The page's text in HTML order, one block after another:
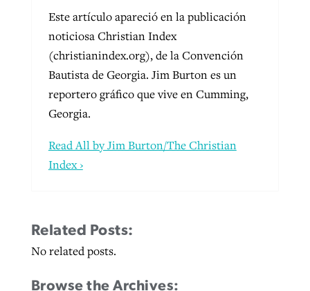
Este artículo apareció en la publicación
noticiosa Christian Index
(christianindex.org), de la Convención
Bautista de Georgia. Jim Burton es un
reportero gráfico que vive en Cumming,
Georgia.
Read All by Jim Burton/The Christian
Index ›
Related Posts:
No related posts.
Browse the Archives: